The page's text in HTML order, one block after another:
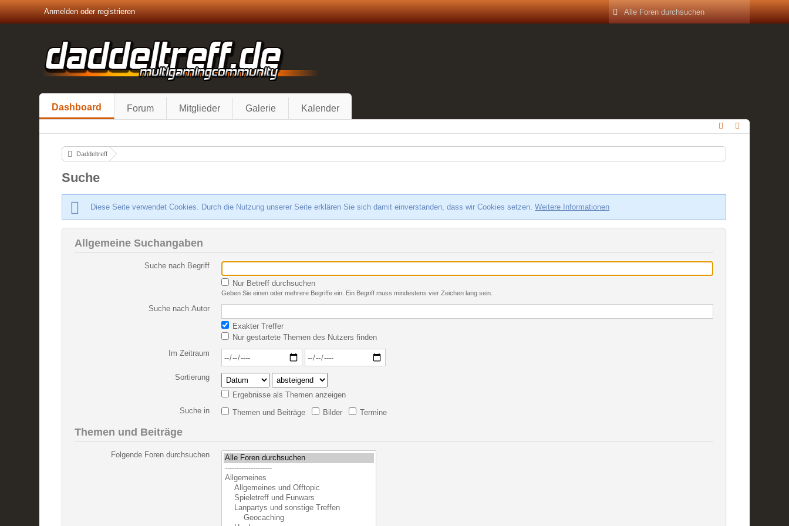
Anmelden oder registrieren
Dashboard Forum Mitglieder Galerie Kalender
Daddeltreff
Suche
Diese Seite verwendet Cookies. Durch die Nutzung unserer Seite erklären Sie sich damit einverstanden, dass wir Cookies setzen.Weitere Informationen
Allgemeine Suchangaben
Suche nach Begriff
Nur Betreff durchsuchen
Geben Sie einen oder mehrere Begriffe ein. Ein Begriff muss mindestens vier Zeichen lang sein.
Suche nach Autor
Exakter Treffer
Nur gestartete Themen des Nutzers finden
Im Zeitraum
Sortierung
Ergebnisse als Themen anzeigen
Suche in
Themen und Beiträge Bilder Termine
Themen und Beiträge
Folgende Foren durchsuchen